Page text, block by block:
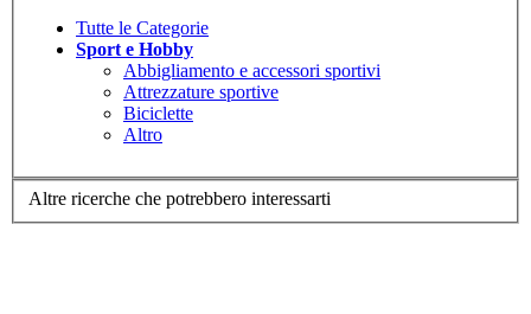
Tutte le Categorie
Sport e Hobby
Abbigliamento e accessori sportivi
Attrezzature sportive
Biciclette
Altro
Altre ricerche che potrebbero interessarti